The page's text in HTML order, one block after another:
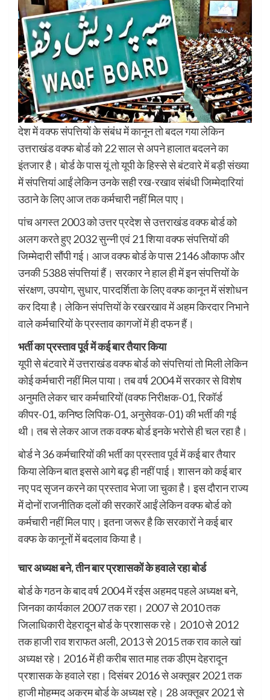
देश में वक्फ संपत्तियों के संबंध में कानून तो बदल गया लेकिन
उत्तराखंड वक्फ बोर्ड को 22 साल से अपने हालात बदलने का
इंतजार है। बोर्ड के पास यूं तो यूपी के हिस्से से बंटवारे में बड़ी संख्या
में संपत्तियां आईं लेकिन उनके सही रख-रखाव संबंधी जिम्मेदारियां
उठाने के लिए आज तक कर्मचारी नहीं मिल पाए।
पांच अगस्त 2003 को उत्तर प्रदेश से उत्तराखंड वक्फ बोर्ड को
अलग करते हुए 2032 सुन्नी एवं 21 शिया वक्फ संपत्तियों की
जिम्मेदारी सौंपी गई। आज वक्फ बोर्ड के पास 2146 औकाफ और
उनकी 5388 संपत्तियां हैं। सरकार ने हाल ही में इन संपत्तियों के
संरक्षण, उपयोग, सुधार, पारदर्शिता के लिए वक्फ कानून में संशोधन
कर दिया है। लेकिन संपत्तियों के रखरखाव में अहम किरदार निभाने
वाले कर्मचारियों के प्रस्ताव कागजों में ही दफन हैं।
भर्ती का प्रस्ताव पूर्व में कई बार तैयार किया
यूपी से बंटवारे में उत्तराखंड वक्फ बोर्ड को संपत्तियां तो मिली लेकिन
कोई कर्मचारी नहीं मिल पाया। तब वर्ष 2004 में सरकार से विशेष
अनुमति लेकर चार कर्मचारियों (वक्फ निरीक्षक-01, रिकॉर्ड
कीपर-01, कनिष्ठ लिपिक-01, अनुसेवक-01) की भर्ती की गई
थी। तब से लेकर आज तक वक्फ बोर्ड इनके भरोसे ही चल रहा है।
बोर्ड ने 36 कर्मचारियों की भर्ती का प्रस्ताव पूर्व में कई बार तैयार
किया लेकिन बात इससे आगे बढ़ ही नहीं पाई। शासन को कई बार
नए पद सृजन करने का प्रस्ताव भेजा जा चुका है। इस दौरान राज्य
में दोनों राजनीतिक दलों की सरकारें आईं लेकिन वक्फ बोर्ड को
कर्मचारी नहीं मिल पाए। इतना जरूर है कि सरकारों ने कई बार
वक्फ के कानूनों में बदलाव किया है।
चार अध्यक्ष बने, तीन बार प्रशासकों के हवाले रहा बोर्ड
बोर्ड के गठन के बाद वर्ष 2004 में रईस अहमद पहले अध्यक्ष बने,
जिनका कार्यकाल 2007 तक रहा। 2007 से 2010 तक
जिलाधिकारी देहरादून बोर्ड के प्रशासक रहे। 2010 से 2012
तक हाजी राव शराफत अली, 2013 से 2015 तक राव काले खां
अध्यक्ष रहे। 2016 में ही करीब सात माह तक डीएम देहरादून
प्रशासक के हवाले रहा। दिसंबर 2016 से अक्तूबर 2021 तक
हाजी मोहम्मद अकरम बोर्ड के अध्यक्ष रहे। 28 अक्तूबर 2021 से